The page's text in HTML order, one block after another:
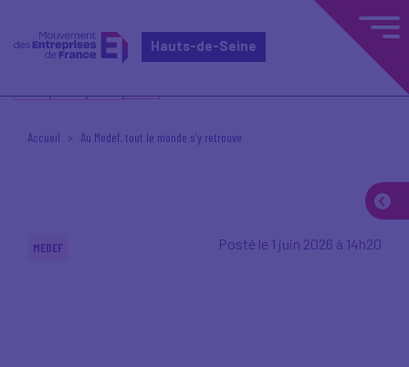
Hauts-de-Seine
Accueil Au Medef, tout le monde s’y retrouve
MEDEF Posté le 1 juin 2026 à 14h20